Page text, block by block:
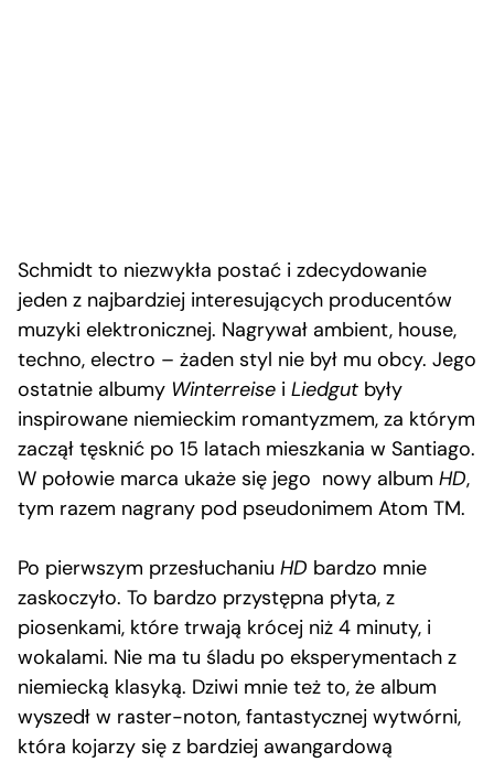
Schmidt to niezwykła postać i zdecydowanie
jeden z najbardziej interesujących producentów
muzyki elektronicznej. Nagrywał ambient, house,
techno, electro – żaden styl nie był mu obcy. Jego
ostatnie albumy Winterreise i Liedgut były
inspirowane niemieckim romantyzmem, za którym
zaczął tęsknić po 15 latach mieszkania w Santiago.
W połowie marca ukaże się jego nowy album HD,
tym razem nagrany pod pseudonimem Atom TM.
Po pierwszym przesłuchaniu HD bardzo mnie
zaskoczyło. To bardzo przystępna płyta, z
piosenkami, które trwają krócej niż 4 minuty, i
wokalami. Nie ma tu śladu po eksperymentach z
niemiecką klasyką. Dziwi mnie też to, że album
wyszedł w raster-noton, fantastycznej wytwórni,
która kojarzy się z bardziej awangardową